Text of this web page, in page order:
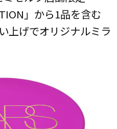
」から1品を含む
上げでオリジナルミラ